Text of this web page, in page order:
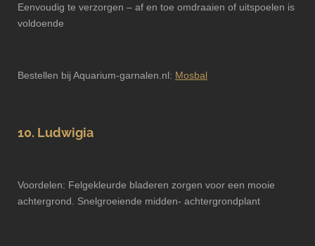
Eenvoudig te verzorgen – af en toe omdraaien of uitspoelen is
voldoende
Bestellen bij Aquarium-garnalen.nl: Mosbal
10. Ludwigia
Voordelen: Felgekleurde bladeren zorgen voor een mooie
achtergrond. Snelgroeiende midden- achtergrondplant